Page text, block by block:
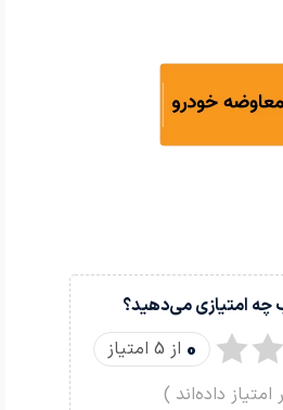
چه امتیازی می‌دهید؟
0 از 5 امتیاز
امتیاز داده‌اند )